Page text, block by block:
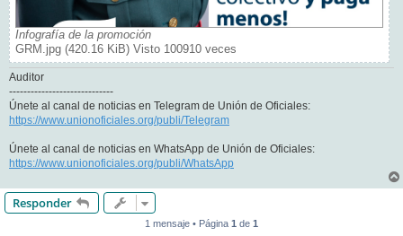
Infografía de la promoción
GRM.jpg (420.16 KiB) Visto 100910 veces
Auditor
-----------------------------
Únete al canal de noticias en Telegram de Unión de Oficiales:
https://www.unionoficiales.org/publi/Telegram
Únete al canal de noticias en WhatsApp de Unión de Oficiales:
https://www.unionoficiales.org/publi/WhatsApp
Responder
1 mensaje • Página 1 de 1